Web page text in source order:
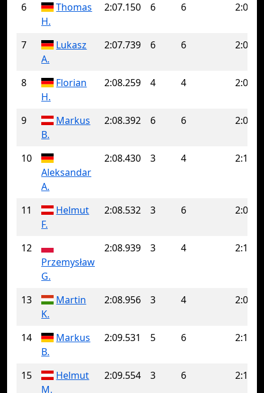
6
Thomas
H.
2:07.150 6 6
7
Lukasz
A.
2:07.739 6 6
8
Florian
H.
2:08.259 4 4
9
Markus
B.
2:08.392 6 6
10
Aleksandar
A.
2:08.430 3 4
11
Helmut
F.
2:08.532 3 6
12
Przemysław
G.
2:08.939 3 4
13
Martin
K.
2:08.956 3 4
14
Markus
B.
2:09.531 5 6
15
Helmut
M.
2:09.554 3 6